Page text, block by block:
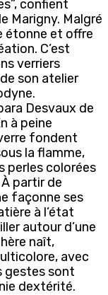
confient
Marigny. Malgré
étonne et offre
C’est
verriers
son atelier
Desvaux de
à peine
fondent
la flamme,
perles colorées
partir de
façonne ses
à l’état
autour d’une
naît,
avec
gestes sont
dextérité.